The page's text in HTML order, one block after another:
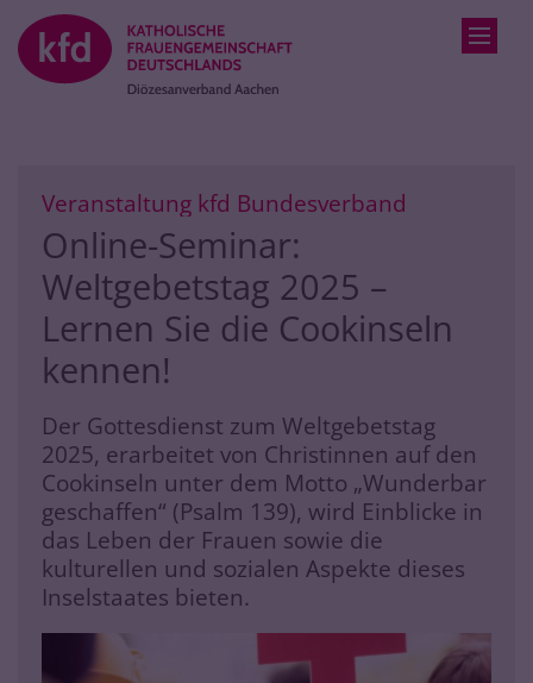
Zum Inhalt springen
Veranstaltung kfd Bundesverband
Online-Seminar:
Weltgebetstag 2025 –
Lernen Sie die Cookinseln
kennen!
Der Gottesdienst zum Weltgebetstag
2025, erarbeitet von Christinnen auf den
Cookinseln unter dem Motto „Wunderbar
geschaffen“ (Psalm 139), wird Einblicke in
das Leben der Frauen sowie die
kulturellen und sozialen Aspekte dieses
Inselstaates bieten.